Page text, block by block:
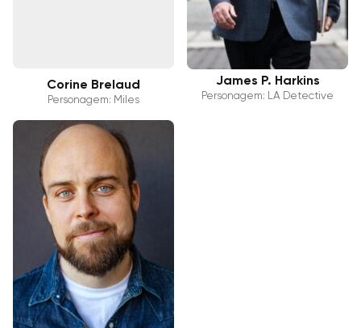
Corine Brelaud
Personagem: Miles
James P. Harkins
Personagem: LA Detective